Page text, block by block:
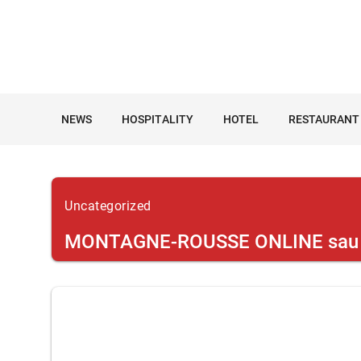
NEWS HOSPITALITY HOTEL RESTAURANT
Uncategorized
MONTAGNE-ROUSSE ONLINE